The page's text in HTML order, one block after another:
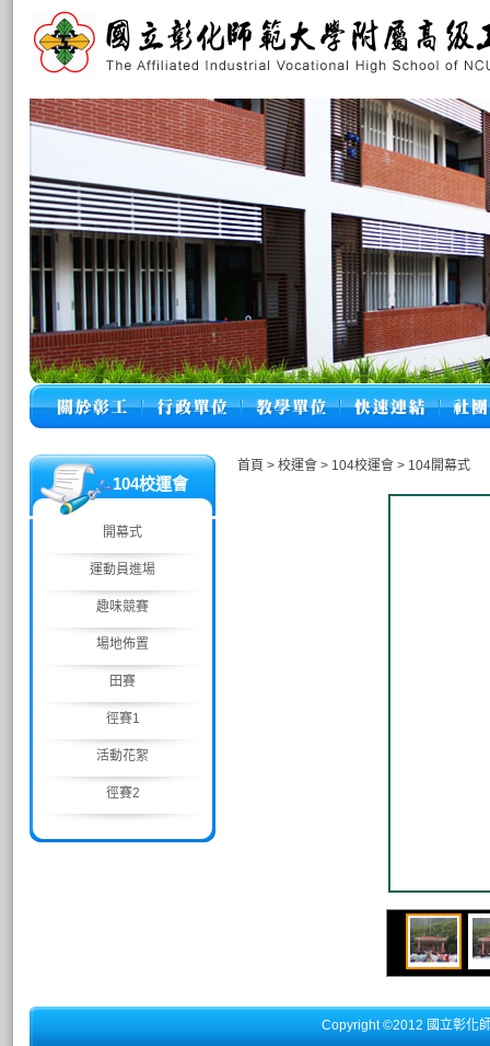
104校運會
開幕式
運動員進場
趣味競賽
場地佈置
田賽
徑賽1
活動花絮
徑賽2
首頁 > 校運會 > 104校運會 > 104開幕式
Copyright ©2012 國立彰化